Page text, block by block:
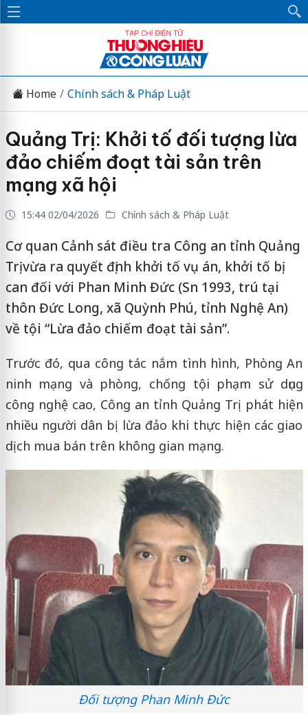
Home Chính sách & Pháp Luật
Quảng Trị: Khởi tố đối tượng lừa
đảo chiếm đoạt tài sản trên
mạng xã hội
15:44 02/04/2026 Chính sách & Pháp Luật
Cơ quan Cảnh sát điều tra Công an tỉnh Quảng
Trị vừa ra quyết định khởi tố vụ án, khởi tố bị
can đối với Phan Minh Đức (Sn 1993, trú tại
thôn Đức Long, xã Quỳnh Phú, tỉnh Nghệ An)
về tội “Lừa đảo chiếm đoạt tài sản”.
Trước đó, qua công tác nắm tình hình, Phòng An
ninh mạng và phòng, chống tội phạm sử dụng
công nghệ cao, Công an tỉnh Quảng Trị phát hiện
nhiều người dân bị lừa đảo khi thực hiện các giao
dịch mua bán trên không gian mạng.
Đối tượng Phan Minh Đức